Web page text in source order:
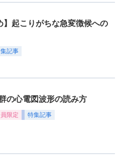
】起こりがちな急変徴候への
記事
の心電図波形の読み方
限定 特集記事